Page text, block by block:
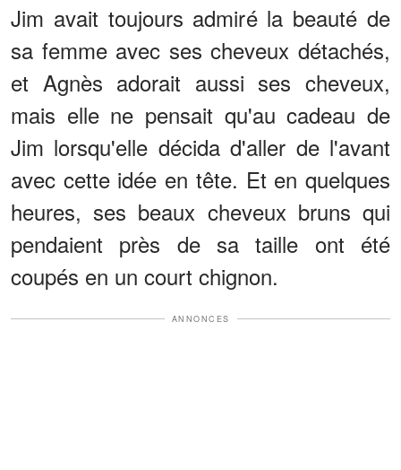
Jim avait toujours admiré la beauté de
sa femme avec ses cheveux détachés,
et Agnès adorait aussi ses cheveux,
mais elle ne pensait qu'au cadeau de
Jim lorsqu'elle décida d'aller de l'avant
avec cette idée en tête. Et en quelques
heures, ses beaux cheveux bruns qui
pendaient près de sa taille ont été
coupés en un court chignon.
ANNONCES